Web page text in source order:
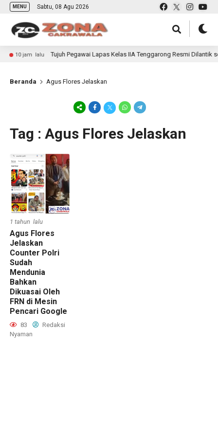
MENU Sabtu, 08 Agu 2026
10 jam lalu Tujuh Pegawai Lapas Kelas IIA Tenggarong Resmi Dilantik
Beranda Agus Flores Jelaskan
Tag : Agus Flores Jelaskan
1 tahun lalu
Agus Flores
Jelaskan
Counter Polri
Sudah
Mendunia
Bahkan
Dikuasai Oleh
FRN di Mesin
Pencari Google
83
Redaksi
Nyaman